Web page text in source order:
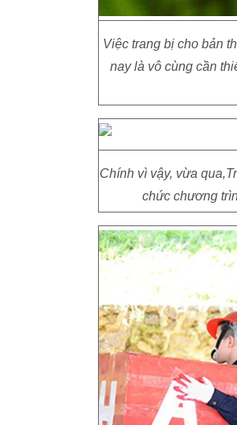
Việc trang bị cho bản
nay là vô cùng cần
Chính vì vậy, vừa
chức chương